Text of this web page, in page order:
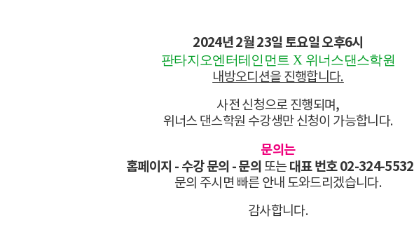
2024년 2월 23일 토요일 오후6시
판타지오엔터테인먼트 X 위너스댄스학원
내방오디션을 진행합니다.
사전 신청으로 진행되며,
위너스 댄스학원 수강생만 신청이 가능합니다.
문의는
홈페이지 - 수강 문의 - 문의 또는대표 번호 02-324-5532
문의 주시면 빠른 안내 도와드리겠습니다.
감사합니다.